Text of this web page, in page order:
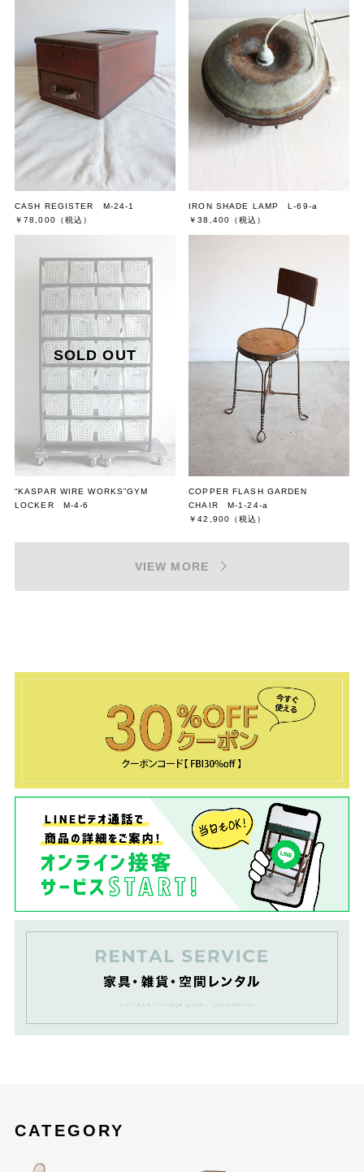
CASH REGISTER M-24-1
￥78,000 （税込）
IRON SHADE LAMP L-69-a
￥38,400 （税込）
“KASPAR WIRE WORKS”GYM
LOCKER M-4-6
COPPER FLASH GARDEN
CHAIR M-1-24-a
￥42,900 （税込）
VIEW MORE
CATEGORY